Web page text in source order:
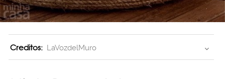
Creditos: LaVozdelMuro